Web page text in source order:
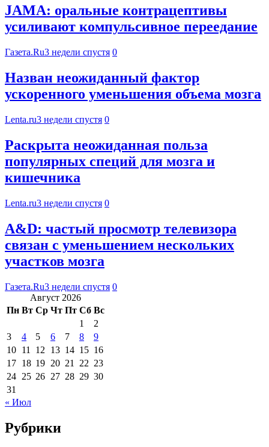
JAMA: оральные контрацептивы
усиливают компульсивное переедание
Газета.Ru3 недели спустя 0
Назван неожиданный фактор
ускоренного уменьшения объема мозга
Lenta.ru3 недели спустя 0
Раскрыта неожиданная польза
популярных специй для мозга и
кишечника
Lenta.ru3 недели спустя 0
A&D: частый просмотр телевизора
связан с уменьшением нескольких
участков мозга
Газета.Ru3 недели спустя 0
Август 2026
Пн Вт Ср Чт Пт Сб Вс
1
2
3
4 5 6 7 8
9
10 11 12 13 14 15 16
17 18 19 20 21 22 23
24 25 26 27 28 29 30
31
« Июл
Рубрики